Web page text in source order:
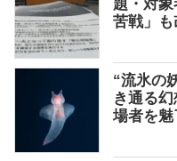
題・対
苦戦」も
“流氷の
き通る
場者を